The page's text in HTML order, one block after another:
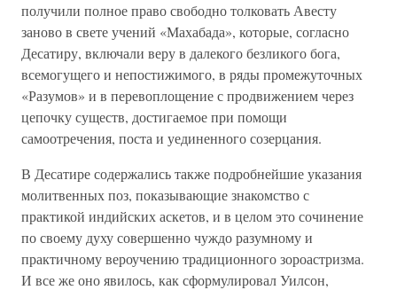
получили полное право свободно толковать Авесту
заново в свете учений «Махабада», которые, согласно
Десатиру, включали веру в далекого безликого бога,
всемогущего и непостижимого, в ряды промежуточных
«Разумов» и в перевоплощение с продвижением через
цепочку существ, достигаемое при помощи
самоотречения, поста и уединенного созерцания.
В Десатире содержались также подробнейшие указания
молитвенных поз, показывающие знакомство с
практикой индийских аскетов, и в целом это сочинение
по своему духу совершенно чуждо разумному и
практичному вероучению традиционного зороастризма.
И все же оно явилось, как сформулировал Уилсон,